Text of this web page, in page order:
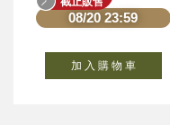
08/20 23:59
加 入 購 物 車